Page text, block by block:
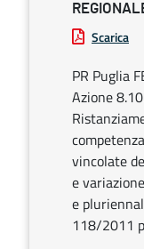
Scarica
PR Puglia
Azione
vincolate
e
e
118/2011